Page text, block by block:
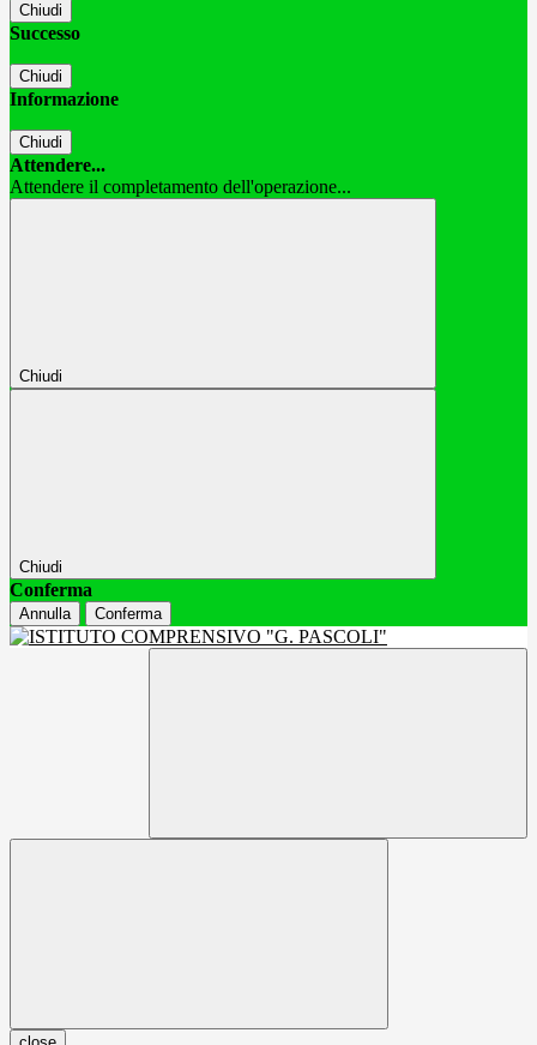
Chiudi
Successo
Chiudi
Informazione
Chiudi
Attendere...
Attendere il completamento dell'operazione...
Chiudi
Chiudi
Conferma
Annulla Conferma